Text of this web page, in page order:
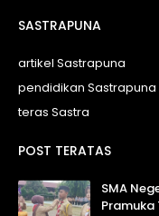
SASTRAPUNA
artikel Sastrapuna
pendidikan Sastrapuna
teras Sastra
POST TERATAS
SMA
Pramuka